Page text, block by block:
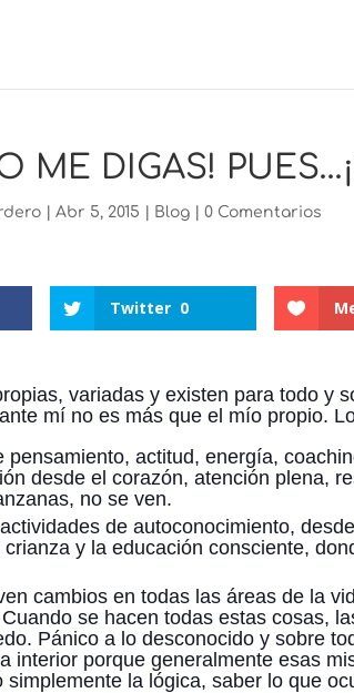
ME DIGAS!
|Abr 5, 2015 Blog |0 Comentarios
Twitter 0
variadas y existen para todo y
mí no es más que el mío propio.
pensamiento, actitud, energía,
desde el corazón, atención plena,
no se ven.
de autoconocimiento,
y la educación consciente,
cambios en todas las áreas de la
se hacen todas estas cosas,
Pánico a lo desconocido y sobre
interior porque generalmente esas
simplemente la lógica, saber lo que